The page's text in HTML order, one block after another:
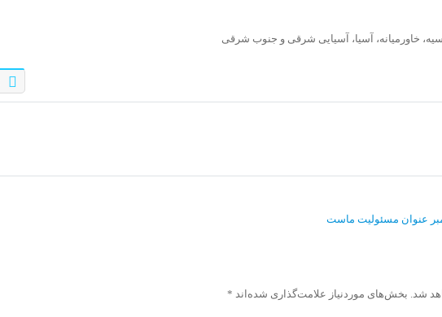
خاورمیانه، آسیا، آسیایی شرقی و جنوب شرقی
عنوان مسئولیت ماست
شد. بخش‌های موردنیاز علامت‌گذاری شده‌اند *